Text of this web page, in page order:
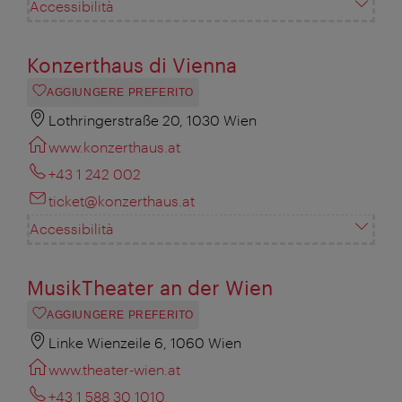
Accessibilità
Konzerthaus di Vienna
AGGIUNGERE PREFERITO
Lothringerstraße 20, 1030 Wien
www.konzerthaus.at
+43 1 242 002
ticket@konzerthaus.at
Accessibilità
MusikTheater an der Wien
AGGIUNGERE PREFERITO
Linke Wienzeile 6, 1060 Wien
www.theater-wien.at
+43 1 588 30 1010